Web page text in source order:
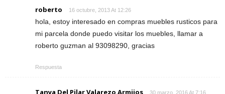
roberto 16 octubre, 2013 At 12:26
hola, estoy interesado en compras muebles rusticos para
mi parcela donde puedo visitar los muebles, llamar a
roberto guzman al 93098290, gracias
Respuesta
Tanya Del Pilar Valarezo Armijos 30 marzo, 2016 At 7:16